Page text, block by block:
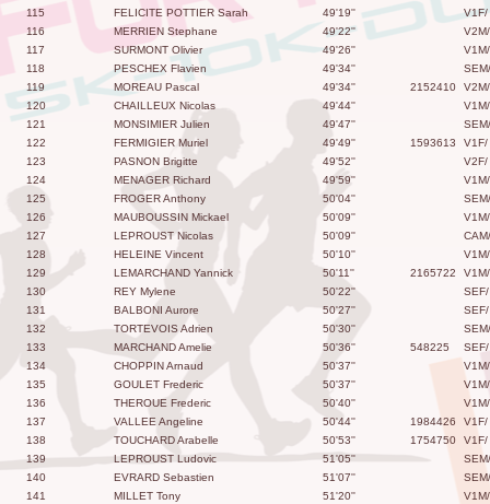
115 FELICITE POTTIER Sarah 49'19''
V1F/
116
MERRIEN Stephane 49'22''
V2M/
117
SURMONT Olivier 49'26''
V1M/
118
PESCHEX Flavien 49'34''
SEM/
119
MOREAU Pascal 49'34'' 2152410
V2M/
120
CHAILLEUX Nicolas 49'44''
V1M/
121
MONSIMIER Julien 49'47''
SEM/
122
FERMIGIER Muriel 49'49'' 1593613
V1F/
123
PASNON Brigitte 49'52''
V2F/
124
MENAGER Richard 49'59''
V1M/
125
FROGER Anthony 50'04''
SEM/
126
MAUBOUSSIN Mickael 50'09''
V1M/
127
LEPROUST Nicolas 50'09''
CAM/
128
HELEINE Vincent 50'10''
V1M/
129
LEMARCHAND Yannick 50'11'' 2165722
V1M/
130
REY Mylene 50'22''
SEF/
131
BALBONI Aurore 50'27''
SEF/
132
TORTEVOIS Adrien 50'30''
SEM/
133
MARCHAND Amelie 50'36'' 548225
SEF/
134
CHOPPIN Arnaud 50'37''
V1M/
135
GOULET Frederic 50'37''
V1M/
136
THEROUE Frederic 50'40''
V1M/
137
VALLEE Angeline 50'44'' 1984426
V1F/
138
TOUCHARD Arabelle 50'53'' 1754750
V1F/
139
LEPROUST Ludovic 51'05''
SEM/
140
EVRARD Sebastien 51'07''
SEM/
141
MILLET Tony 51'20''
V1M/